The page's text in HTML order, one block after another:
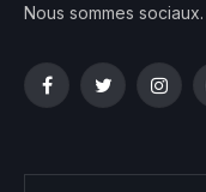
Nous sommes
FacebookTwitter